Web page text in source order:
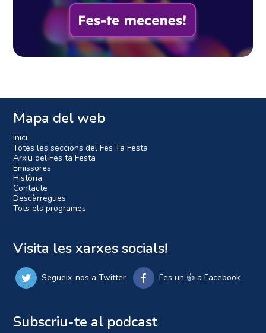
Mapa del web
Inici
Totes les seccions del Fes Ta Festa
Arxiu del Fes ta Festa
Emissores
Història
Contacte
Descàrregues
Tots els programes
Visita les xarxes socials!
Segueix-nos a Twitter Fes un 👍 a Facebook
Subscriu-te al podcast